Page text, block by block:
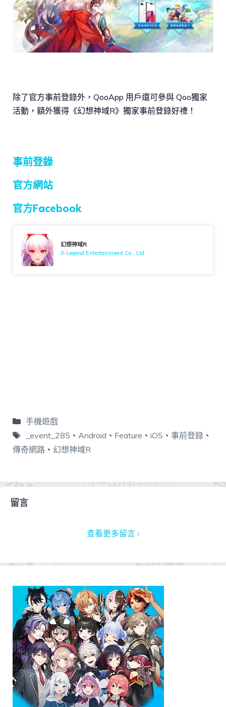
除了官方事前登錄外，QooApp 用戶還可參與 Qoo獨家
活動，額外獲得《幻想神域R》獨家事前登錄好禮！
事前登錄
官方網站
官方Facebook
幻想神域R
X-Legend Entertainment Co., Ltd.
手機遊戲
_event_285 、 Android 、 Feature 、 iOS 、 事前登錄、
傳奇網路 、 幻想神域R
留言
查看更多留言 ›